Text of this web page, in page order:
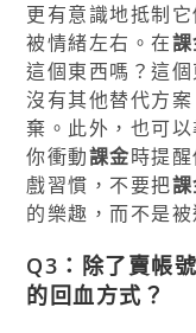
更有意識地抵制
被情緒左右。在
這個東西嗎？這
沒有其他替代方
棄。此外，也可
你衝動課金時提
戲習慣，不要把
的樂趣，而不是被
Q3：除了賣帳
的回血方式？